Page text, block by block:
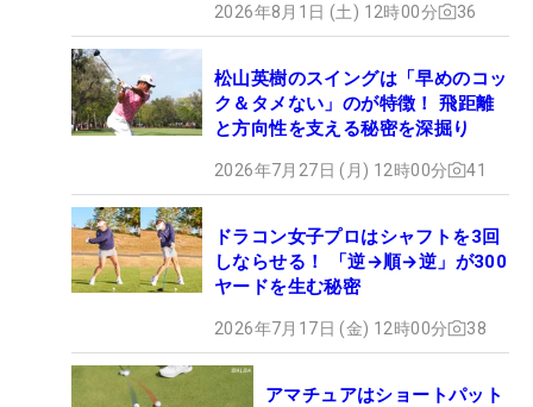
2026年8月1日 (土) 12時00分 36
松山英樹のスイングは「早めのコッ
ク＆タメない」のが特徴！ 飛距離
と方向性を支える秘密を深掘り
2026年7月27日 (月) 12時00分 41
ドラコン女子プロはシャフトを3回
しならせる！ 「逆→順→逆」が300
ヤードを生む秘密
2026年7月17日 (金) 12時00分 38
アマチュアはショートパット